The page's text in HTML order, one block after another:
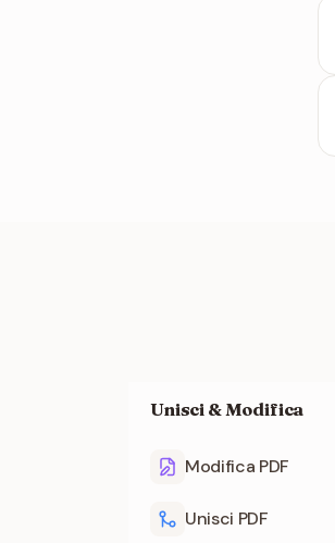
Unisci & Modifica
Modifica PDF
Unisci PDF